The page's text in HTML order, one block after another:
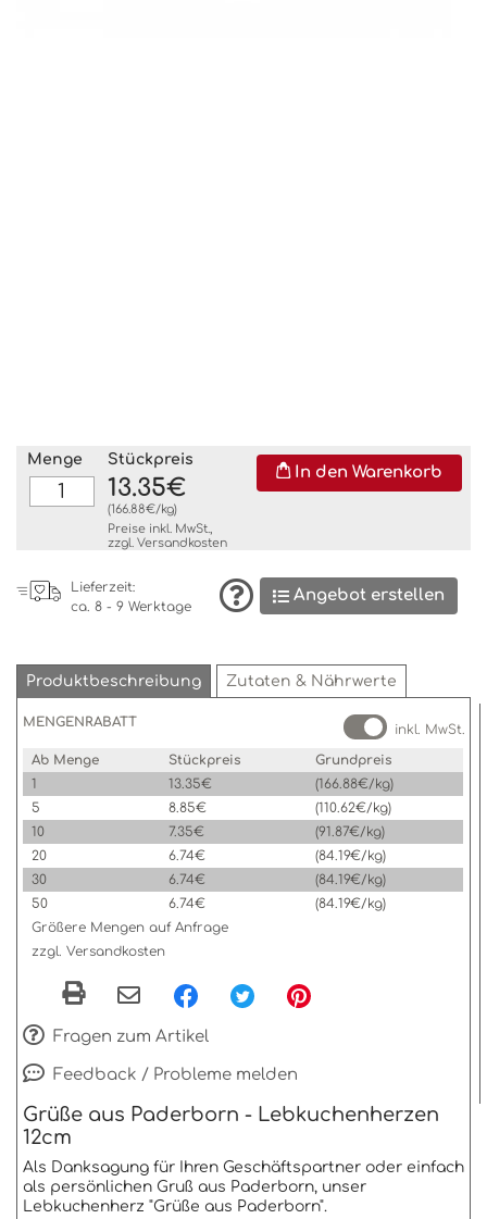
Menge Stückpreis
13.35€
(166.88€/kg)
Preise inkl. MwSt.,
zzgl. Versandkosten
In den Warenkorb
Lieferzeit:
ca. 8 - 9 Werktage
Angebot erstellen
Produktbeschreibung Zutaten & Nährwerte
MENGENRABATT
inkl. MwSt.
Ab Menge
Stückpreis
Grundpreis
1
13.35€
(166.88€/kg)
5
8.85€
(110.62€/kg)
10
7.35€
(91.87€/kg)
20
6.74€
(84.19€/kg)
30
6.74€
(84.19€/kg)
50
6.74€
(84.19€/kg)
Größere Mengen auf Anfrage
zzgl. Versandkosten
Fragen zum Artikel
Feedback / Probleme melden
Grüße aus Paderborn - Lebkuchenherzen
12cm
Als Danksagung für Ihren Geschäftspartner oder einfach
als persönlichen Gruß aus Paderborn, unser
Lebkuchenherz "Grüße aus Paderborn".